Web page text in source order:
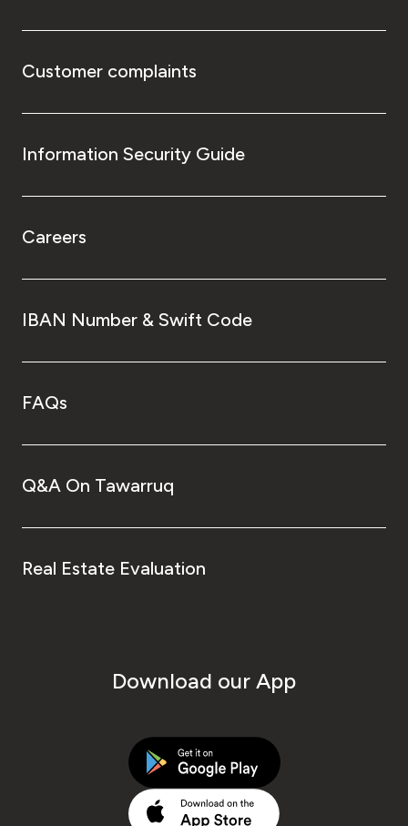
Customer complaints
Information Security Guide
Careers
IBAN Number & Swift Code
FAQs
Q&A On Tawarruq
Real Estate Evaluation
Download our App